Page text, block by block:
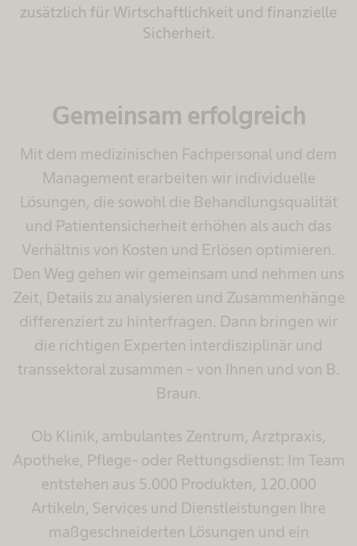
zusätzlich für Wirtschaftlichkeit und finanzielle
Sicherheit.
Gemeinsam erfolgreich
Mit dem medizinischen Fachpersonal und dem
Management erarbeiten wir individuelle
Lösungen, die sowohl die Behandlungsqualität
und Patientensicherheit erhöhen als auch das
Verhältnis von Kosten und Erlösen optimieren.
Den Weg gehen wir gemeinsam und nehmen uns
Zeit, Details zu analysieren und Zusammenhänge
differenziert zu hinterfragen. Dann bringen wir
die richtigen Experten interdisziplinär und
transsektoral zusammen – von Ihnen und von B.
Braun.
Ob Klinik, ambulantes Zentrum, Arztpraxis,
Apotheke, Pflege- oder Rettungsdienst: Im Team
entstehen aus 5.000 Produkten, 120.000
Artikeln, Services und Dienstleistungen Ihre
maßgeschneiderten Lösungen und ein